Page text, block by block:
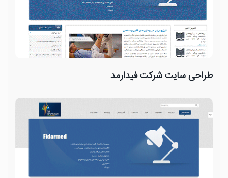
طراحی سایت شرکت فیدارمد